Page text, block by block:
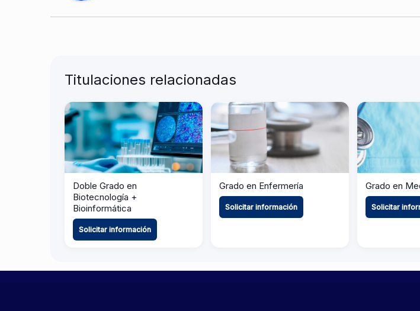
Titulaciones relacionadas
Doble Grado en
Biotecnología +
Bioinformática
Solicitar información
Grado en Enfermería
Solicitar información
Grado en
Solicitar